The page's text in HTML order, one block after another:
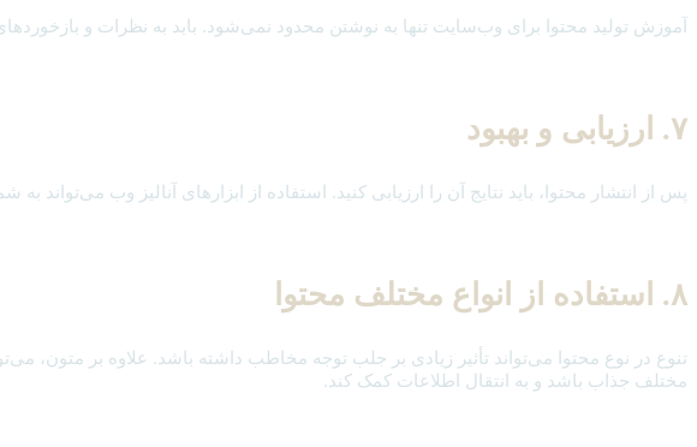
آموزش تولید محتوا برای وب‌سایت تنها به نوشتن محدود نمی‌شود. باید به نظرات و
۷. ارزیابی و بهبود
پس از انتشار محتوا، باید نتایج آن را ارزیابی کنید. استفاده از ابزارهای آنالیز وب می‌تواند
۸. استفاده از انواع مختلف محتوا
تنوع در نوع محتوا می‌تواند تأثیر زیادی بر جلب توجه مخاطب داشته باشد. علاوه بر متون،
مختلف جذاب باشد و به انتقال اطلاعات کمک کند.